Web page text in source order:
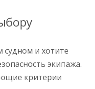
судном и хотите
экипажа.
критерии